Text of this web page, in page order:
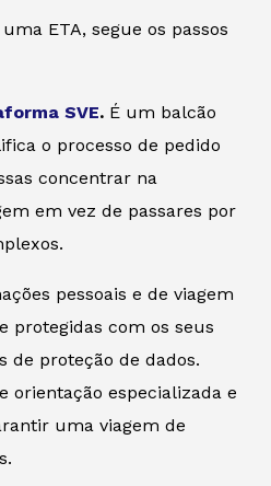
ETA, segue os passos
SVE. É um balcão
o processo de pedido
concentrar na
em vez de passares por
pessoais e de viagem
protegidas com os seus
de proteção de dados.
orientação especializada e
uma viagem de